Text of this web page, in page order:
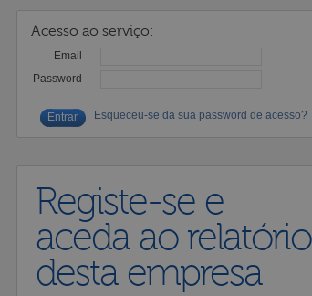
Acesso ao serviço:
Email
Password
Esqueceu-se da sua password de acesso?
Registe-se e
aceda ao relatório
desta empresa